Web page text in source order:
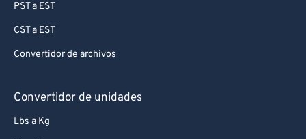
PST a EST
CST a EST
Convertidor de archivos
Convertidor de unidades
Lbs a Kg